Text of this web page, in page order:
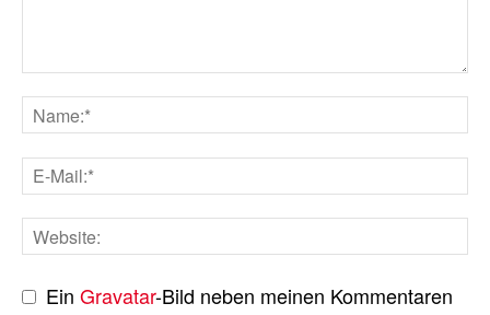
EinGravatar-Bild neben meinen Kommentaren